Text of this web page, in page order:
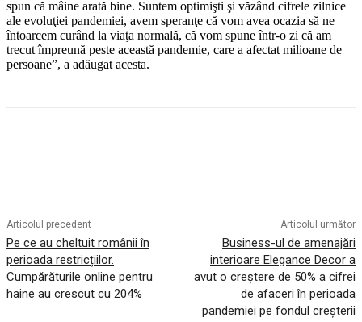
spun că mâine arată bine. Suntem optimişti şi văzând cifrele zilnice
ale evoluţiei pandemiei, avem speranţe că vom avea ocazia să ne
întoarcem curând la viaţa normală, că vom spune într-o zi că am
trecut împreună peste această pandemie, care a afectat milioane de
persoane”, a adăugat acesta.
Articolul precedent
Pe ce au cheltuit românii în
perioada restricțiilor.
Cumpărăturile online pentru
haine au crescut cu 204%
Articolul următor
Business-ul de amenajări
interioare Elegance Decor a
avut o creștere de 50% a cifrei
de afaceri în perioada
pandemiei pe fondul creșterii